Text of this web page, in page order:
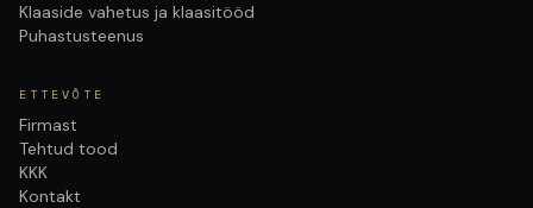
Klaaside vahetus ja klaasitööd
Puhastusteenus
ETTEVÕTE
Firmast
Tehtud tood
KKK
Kontakt